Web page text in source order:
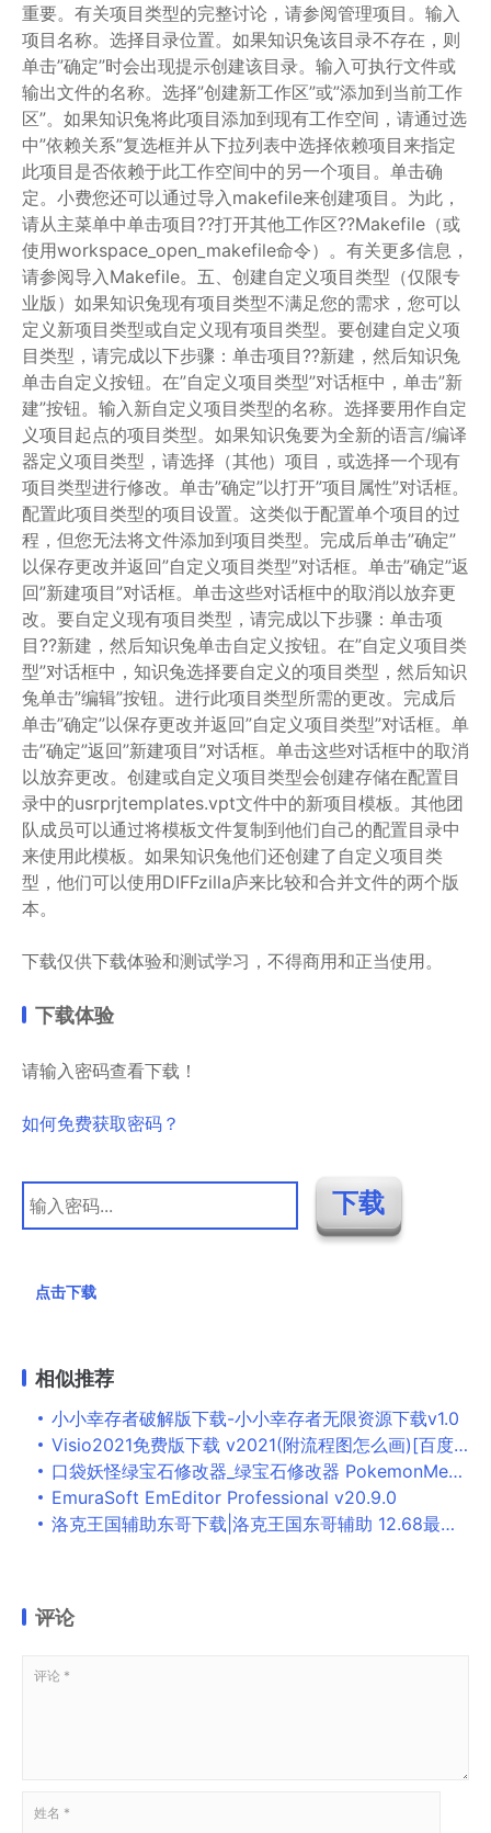
重要。有关项目类型的完整讨论，请参阅管理项目。输入
项目名称。选择目录位置。如果知识兔该目录不存在，则
单击”确定”时会出现提示创建该目录。输入可执行文件或
输出文件的名称。选择”创建新工作区”或”添加到当前工作
区”。如果知识兔将此项目添加到现有工作空间，请通过选
中”依赖关系”复选框并从下拉列表中选择依赖项目来指定
此项目是否依赖于此工作空间中的另一个项目。单击确
定。小费您还可以通过导入makefile来创建项目。为此，
请从主菜单中单击项目??打开其他工作区??Makefile（或
使用workspace_open_makefile命令）。有关更多信息，
请参阅导入Makefile。五、创建自定义项目类型（仅限专
业版）如果知识兔现有项目类型不满足您的需求，您可以
定义新项目类型或自定义现有项目类型。要创建自定义项
目类型，请完成以下步骤：单击项目??新建，然后知识兔
单击自定义按钮。在”自定义项目类型”对话框中，单击”新
建”按钮。输入新自定义项目类型的名称。选择要用作自定
义项目起点的项目类型。如果知识兔要为全新的语言/编译
器定义项目类型，请选择（其他）项目，或选择一个现有
项目类型进行修改。单击”确定”以打开”项目属性”对话框。
配置此项目类型的项目设置。这类似于配置单个项目的过
程，但您无法将文件添加到项目类型。完成后单击”确定”
以保存更改并返回”自定义项目类型”对话框。单击”确定”返
回”新建项目”对话框。单击这些对话框中的取消以放弃更
改。要自定义现有项目类型，请完成以下步骤：单击项
目??新建，然后知识兔单击自定义按钮。在”自定义项目类
型”对话框中，知识兔选择要自定义的项目类型，然后知识
兔单击”编辑”按钮。进行此项目类型所需的更改。完成后
单击”确定”以保存更改并返回”自定义项目类型”对话框。单
击”确定”返回”新建项目”对话框。单击这些对话框中的取消
以放弃更改。创建或自定义项目类型会创建存储在配置目
录中的usrprjtemplates.vpt文件中的新项目模板。其他团
队成员可以通过将模板文件复制到他们自己的配置目录中
来使用此模板。如果知识兔他们还创建了自定义项目类
型，他们可以使用DIFFzilla庐来比较和合并文件的两个版
本。
下载仅供下载体验和测试学习，不得商用和正当使用。
下载体验
请输入密码查看下载！
如何免费获取密码？
点击下载
相似推荐
小小幸存者破解版下载-小小幸存者无限资源下载v1.0
Visio2021免费版下载 v2021(附流程图怎么画)[百度网盘资源]
口袋妖怪绿宝石修改器_绿宝石修改器 PokemonMemHack v1.0免费版下载
EmuraSoft EmEditor Professional v20.9.0
洛克王国辅助东哥下载|洛克王国东哥辅助 12.68最新版下载
评论